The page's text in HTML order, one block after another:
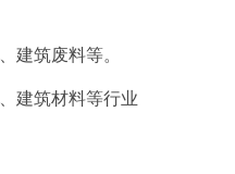
建筑废料等。
建筑材料等行业